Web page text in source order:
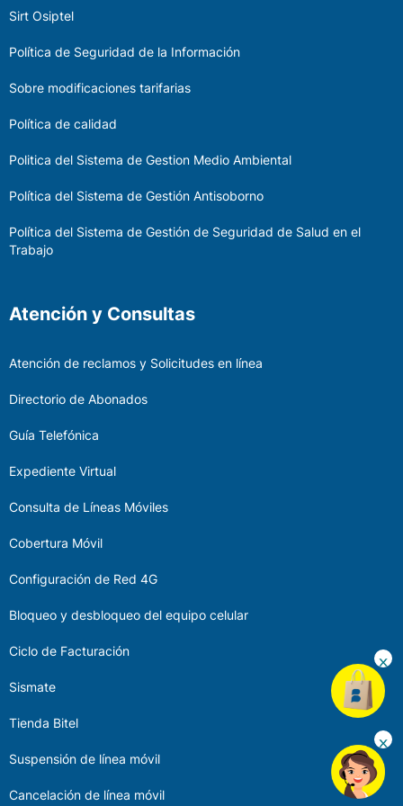
Sirt Osiptel
Política de Seguridad de la Información
Sobre modificaciones tarifarias
Política de calidad
Politica del Sistema de Gestion Medio Ambiental
Política del Sistema de Gestión Antisoborno
Política del Sistema de Gestión de Seguridad de Salud en el
Trabajo
Atención y Consultas
Atención de reclamos y Solicitudes en línea
Directorio de Abonados
Guía Telefónica
Expediente Virtual
Consulta de Líneas Móviles
Cobertura Móvil
Configuración de Red 4G
Bloqueo y desbloqueo del equipo celular
Ciclo de Facturación
Sismate
Tienda Bitel
Suspensión de línea móvil
Cancelación de línea móvil